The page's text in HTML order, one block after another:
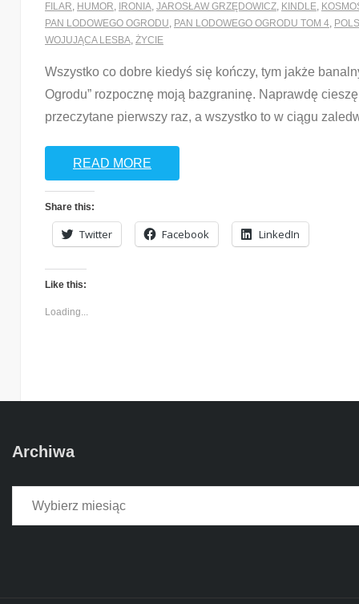
FILAR, HUMOR, IRONIA, JAROSŁAW GRZĘDOWICZ, KINDLE,
PAN LODOWEGO OGRODU, PAN LODOWEGO OGRODU TOM 4,
WOJUJĄCA LESBA, ŻYCIE
Wszystko co dobre kiedyś się kończy, tym jakże
Ogrodu” rozpocznę moją bazgraninę. Naprawdę
przeczytane pierwszy raz, a wszystko to w ciągu
READ MORE
Share this:
Twitter Facebook LinkedIn
Like this:
Loading...
Archiwa